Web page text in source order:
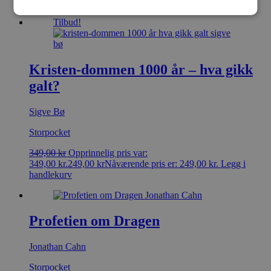
Tilbud!
Kristen-dommen 1000 år – hva gikk
galt?
Sigve Bø
Storpocket
349,00kr Opprinnelig pris var:
349,00 kr.249,00 krNåværende pris er: 249,00 kr. Legg i
handlekurv
Profetien om Dragen
Jonathan Cahn
Storpocket